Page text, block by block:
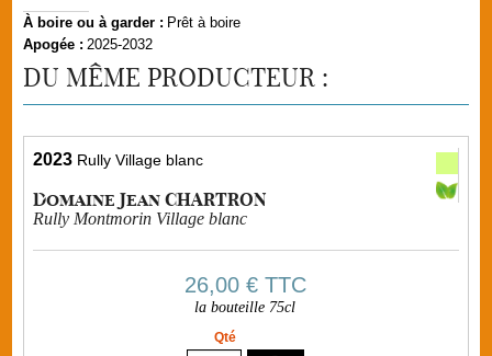
À boire ou à garder : Prêt à boire
Apogée : 2025-2032
DU MÊME PRODUCTEUR :
2023 Rully Village blanc
Domaine Jean CHARTRON
Rully Montmorin Village blanc
26,00 €TTC
la bouteille 75cl
Qté